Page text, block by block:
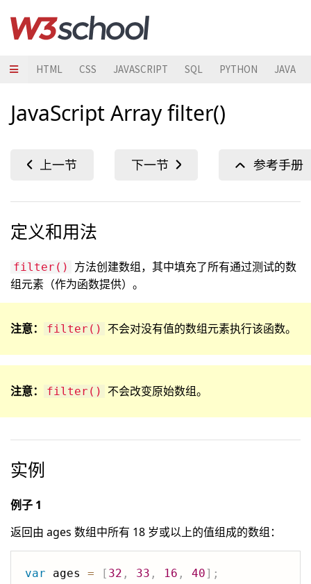
HTML CSS JAVASCRIPT SQL PYTHON JAVA
JavaScript Array filter()
定义和用法
filter()
方法创建数组，其中填充了所有通过测试的数
组元素（作为函数提供）。
注意： filter() 不会对没有值的数组元素执行该函数。
注意： filter() 不会改变原始数组。
实例
例子 1
返回由 ages 数组中所有 18 岁或以上的值组成的数组：
var ages = [ 32 , 33 , 16 , 40] ;